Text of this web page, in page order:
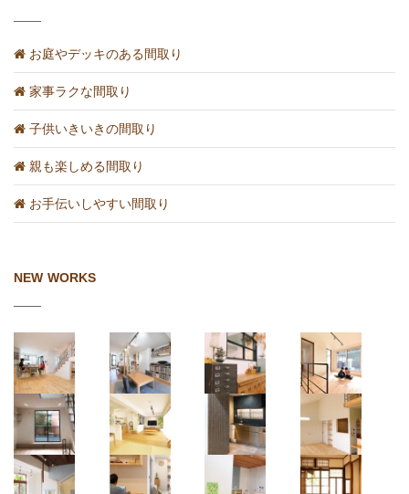
お庭やデッキのある間取り
家事ラクな間取り
子供いきいきの間取り
親も楽しめる間取り
お手伝いしやすい間取り
NEW WORKS